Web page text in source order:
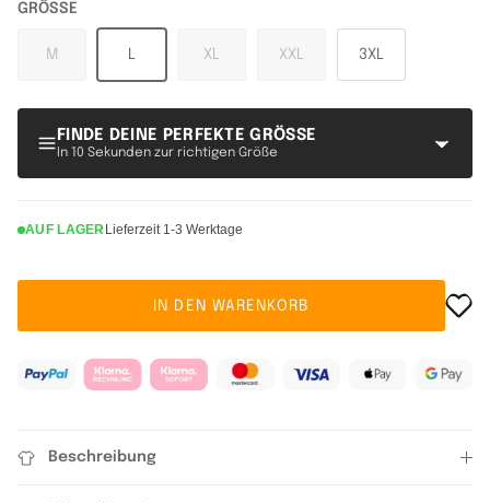
GRÖSSE
M L XL XXL 3XL
FINDE DEINE PERFEKTE GRÖSSE
In 10 Sekunden zur richtigen Größe
AUF LAGER Lieferzeit 1-3 Werktage
IN DEN WARENKORB
Beschreibung